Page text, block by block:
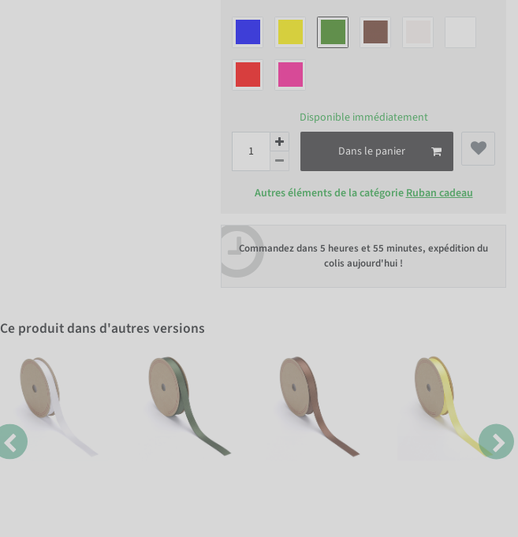
Disponible immédiatement
Dans le panier
Autres éléments de la catégorieRuban cadeau
Commandez dans 5 heures et 55 minutes, expédition du
colis aujourd'hui !
Ce produit dans d'autres versions